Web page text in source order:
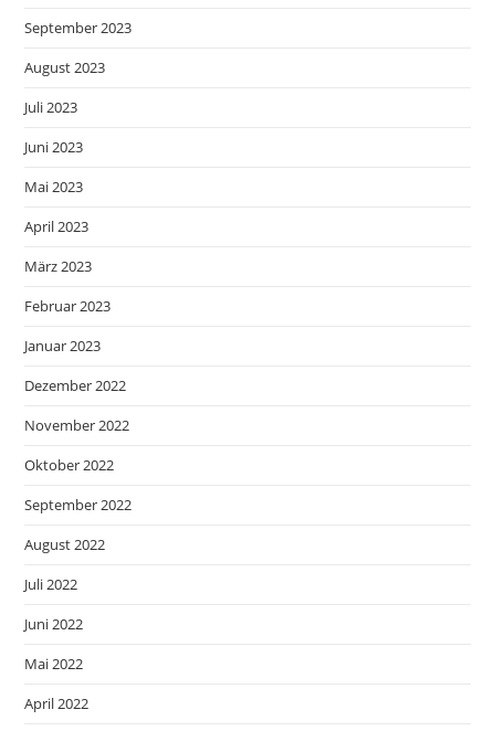
September 2023
August 2023
Juli 2023
Juni 2023
Mai 2023
April 2023
März 2023
Februar 2023
Januar 2023
Dezember 2022
November 2022
Oktober 2022
September 2022
August 2022
Juli 2022
Juni 2022
Mai 2022
April 2022